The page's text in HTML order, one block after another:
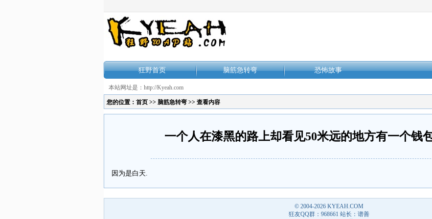
狂野首页 脑筋急转弯 恐怖故事
本站网址是：http://Kyeah.com
您的位置： 首页 >> 脑筋急转弯 >> 查看内容
一个人在漆黑的路上却看见50米远的地方有一个钱
因为是白天.
© 2004-2026 KYEAH.COM
狂友QQ群：968661 站长：谱善